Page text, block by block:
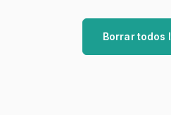
Borrar todos